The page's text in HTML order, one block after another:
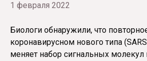
1 февраля 2022
Биологи обнаружили, что
коронавирусном нового типа
меняет набор сигнальных молекул